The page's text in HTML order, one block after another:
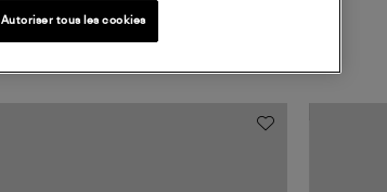
Autoriser tous les cookies